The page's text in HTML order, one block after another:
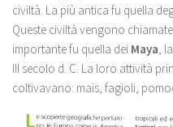
civiltà. La più antica fu quella
Queste civiltà vengono chiamate
importante fu quella dei Maya,
III secolo d. C. La loro attività
coltivavano: mais, fagioli,